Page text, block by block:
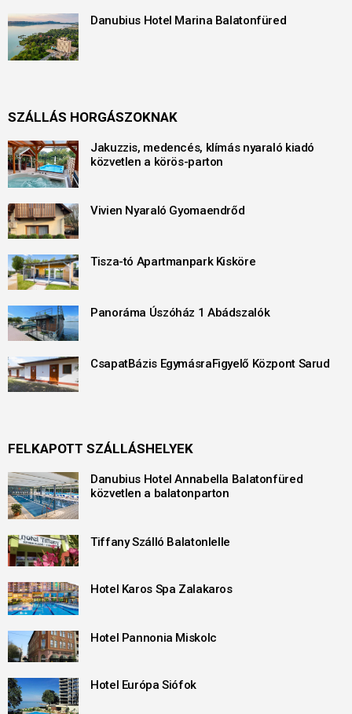
Danubius Hotel Marina Balatonfüred
SZÁLLÁS HORGÁSZOKNAK
Jakuzzis, medencés, klímás nyaraló kiadó
közvetlen a körös-parton
Vivien Nyaraló Gyomaendrőd
Tisza-tó Apartmanpark Kisköre
Panoráma Úszóház 1 Abádszalók
CsapatBázis EgymásraFigyelő Központ Sarud
FELKAPOTT SZÁLLÁSHELYEK
Danubius Hotel Annabella Balatonfüred
közvetlen a balatonparton
Tiffany Szálló Balatonlelle
Hotel Karos Spa Zalakaros
Hotel Pannonia Miskolc
Hotel Európa Siófok